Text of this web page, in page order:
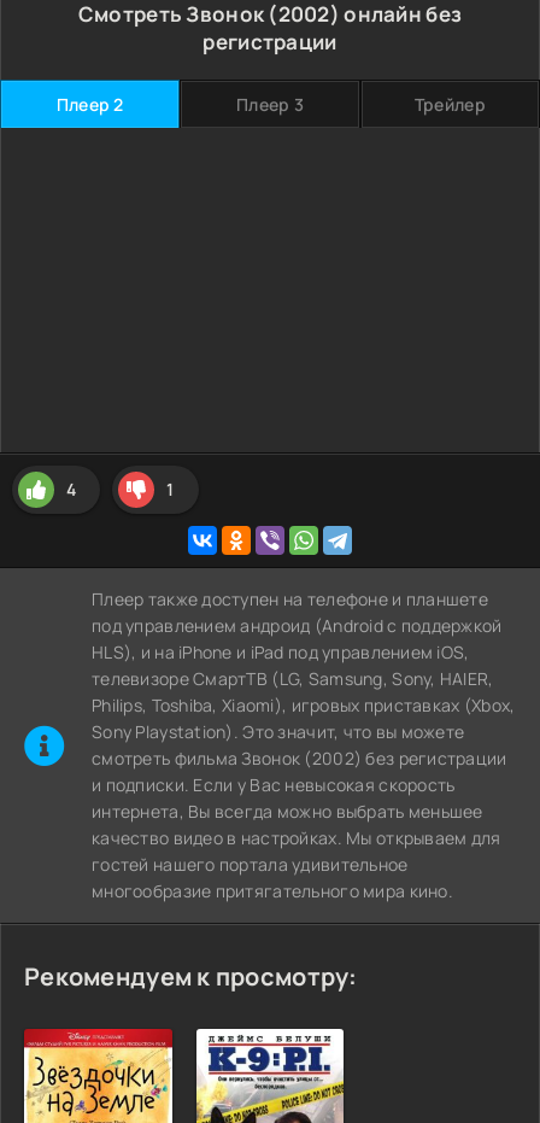
Смотреть Звонок (2002) онлайн без
регистрации
Плеер 2 Плеер 3 Трейлер
4 1
Плеер также доступен на телефоне и планшете
под управлением андроид (Android с поддержкой
HLS), и на iPhone и iPad под управлением iOS,
телевизоре СмартТВ (LG, Samsung, Sony, HAIER,
Philips, Toshiba, Xiaomi), игровых приставках (Xbox,
Sony Playstation). Это значит, что вы можете
cмотреть фильма Звонок (2002) без регистрации
и подписки. Если у Вас невысокая скорость
интернета, Вы всегда можно выбрать меньшее
качество видео в настройках. Мы открываем для
гостей нашего портала удивительное
многообразие притягательного мира кино.
Рекомендуем к просмотру: